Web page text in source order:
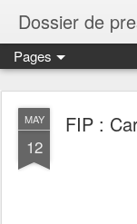
Dossier de
Pages
MAY
12
FIP :